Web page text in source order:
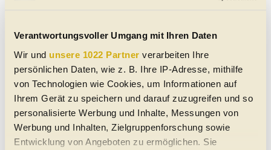
Verantwortungsvoller Umgang mit Ihren Daten
Wir und unsere 1022 Partner verarbeiten Ihre
persönlichen Daten, wie z. B. Ihre IP-Adresse, mithilfe
von Technologien wie Cookies, um Informationen auf
Ihrem Gerät zu speichern und darauf zuzugreifen und so
personalisierte Werbung und Inhalte, Messungen von
Werbung und Inhalten, Zielgruppenforschung sowie
Entwicklung von Angeboten zu ermöglichen. Sie